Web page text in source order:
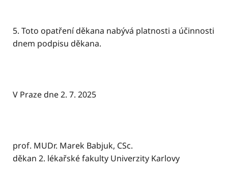
5. Toto opatření děkana nabývá platnosti a účinnosti
dnem podpisu děkana.
V Praze dne 2. 7. 2025
prof. MUDr. Marek Babjuk, CSc.
děkan 2. lékařské fakulty Univerzity Karlovy